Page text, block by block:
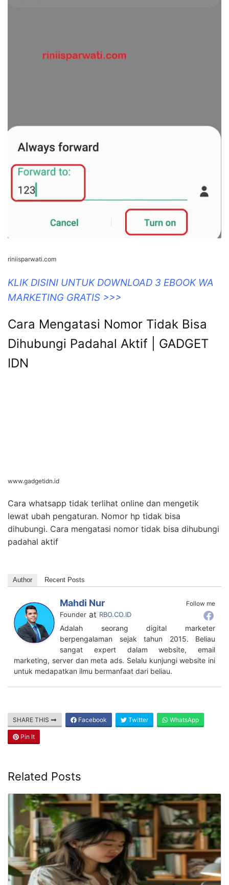
riniisparwati.com
KLIK DISINI UNTUK DOWNLOAD 3 EBOOK WA
MARKETING GRATIS >>>
Cara Mengatasi Nomor Tidak Bisa
Dihubungi Padahal Aktif | GADGET
IDN
www.gadgetidn.id
Cara whatsapp tidak terlihat online dan mengetik
lewat ubah pengaturan. Nomor hp tidak bisa
dihubungi. Cara mengatasi nomor tidak bisa dihubungi
padahal aktif
Author Recent Posts
Follow me
Mahdi Nur
Founder at RBO.CO.ID
Adalah seorang digital marketer
berpengalaman sejak tahun 2015. Beliau
sangat expert dalam website, email
marketing, server dan meta ads. Selalu kunjungi website ini
untuk medapatkan ilmu bermanfaat dari beliau.
SHARE THIS Facebook Twitter WhatsApp
Pin It
Related Posts